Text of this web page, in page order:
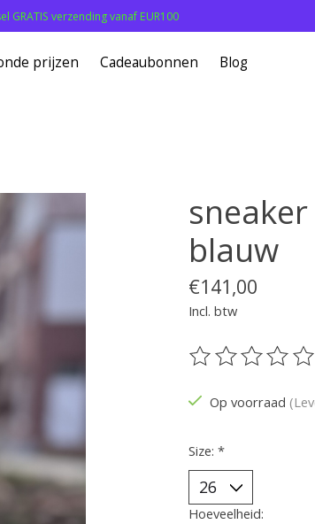
GRATIS verzending vanaf EUR100
prijzen Cadeaubonnen Blog
blauw
€141,00
Incl. btw
De beoordeling
Op voorraad
Size: *
Hoeveelheid: